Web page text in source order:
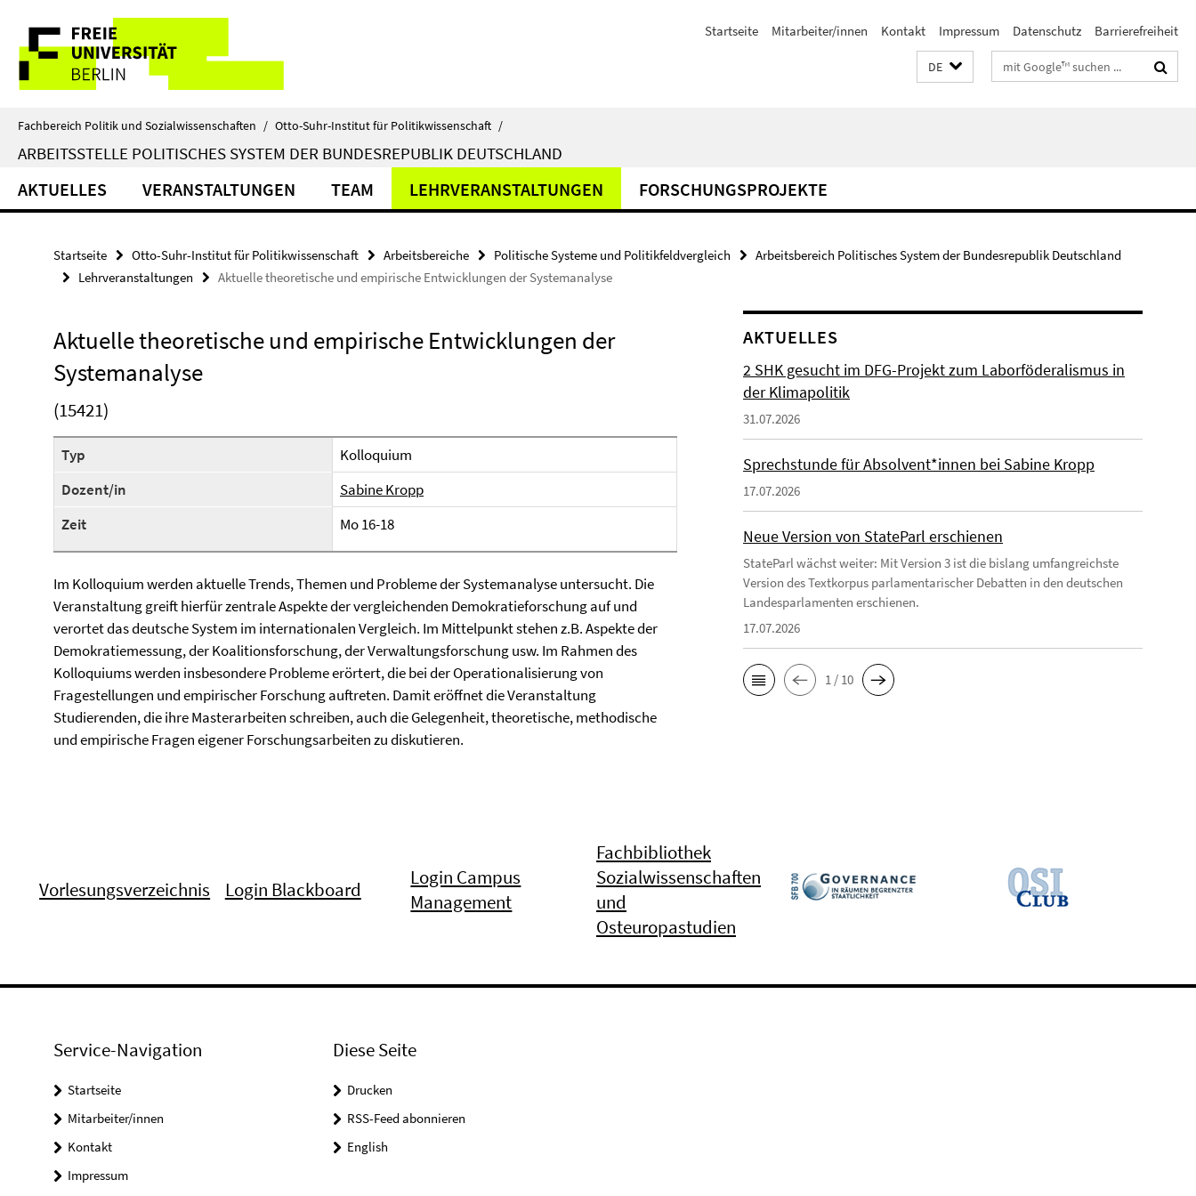
direkt
Inhalt
Service-
Navigation
Startseite Mitarbeiter/innen Kontakt Impressum Datenschutz Barrierefreiheit
DE Suchbegriffe
Fachbereich Politik und Sozialwissenschaften / Otto-Suhr-Institut für Politikwissenschaft /
ARBEITSSTELLE POLITISCHES SYSTEM DER BUNDESREPUBLIK DEUTSCHLAND
AKTUELLES VERANSTALTUNGEN TEAM LEHRVERANSTALTUNGEN FORSCHUNGSPROJEKTE
Startseite Otto-Suhr-Institut für Politikwissenschaft Arbeitsbereiche Politische Systeme und Politikfeldvergleich
Arbeitsbereich Politisches System der Bundesrepublik Deutschland
Lehrveranstaltungen
Aktuelle theoretische und empirische Entwicklungen der Systemanalyse
Aktuelle theoretische und empirische Entwicklungen der
Systemanalyse
(15421)
Typ
Kolloquium
Dozent/in
Sabine Kropp
Zeit
Mo 16-18
Im Kolloquium werden aktuelle Trends, Themen und Probleme der Systemanalyse untersucht. Die
Veranstaltung greift hierfür zentrale Aspekte der vergleichenden Demokratieforschung auf und
verortet das deutsche System im internationalen Vergleich. Im Mittelpunkt stehen z.B. Aspekte der
Demokratiemessung, der Koalitionsforschung, der Verwaltungsforschung usw. Im Rahmen des
Kolloquiums werden insbesondere Probleme erörtert, die bei der Operationalisierung von
Fragestellungen und empirischer Forschung auftreten. Damit eröffnet die Veranstaltung
Studierenden, die ihre Masterarbeiten schreiben, auch die Gelegenheit, theoretische, methodische
und empirische Fragen eigener Forschungsarbeiten zu diskutieren.
AKTUELLES
2 SHK gesucht im DFG-Projekt zum Laborföderalismus in
der Klimapolitik
31.07.2026
Sprechstunde für Absolvent*innen bei Sabine Kropp
17.07.2026
Neue Version von StateParl erschienen
StateParl wächst weiter: Mit Version 3 ist die bislang umfangreichste
Version des Textkorpus parlamentarischer Debatten in den deutschen
Landesparlamenten erschienen.
17.07.2026
1 / 10
Vorlesungsverzeichnis Login Blackboard
Login Campus
Management
Fachbibliothek
Sozialwissenschaften
und
Osteuropastudien
Service-Navigation
Startseite
Mitarbeiter/innen
Kontakt
Impressum
Diese Seite
Drucken
RSS-Feed abonnieren
English